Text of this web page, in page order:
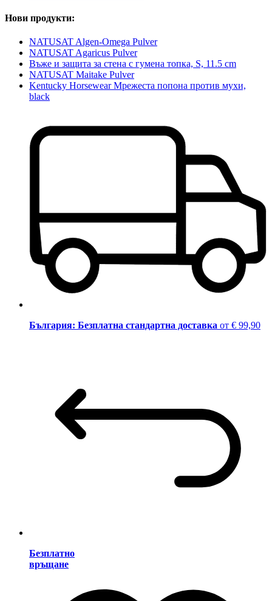
Нови продукти:
NATUSAT Algen-Omega Pulver
NATUSAT Agaricus Pulver
Въже и защита за стена с гумена топка, S, 11.5 cm
NATUSAT Maitake Pulver
Kentucky Horsewear Мрежеста попона против мухи,
black
България: Безплатна стандартна доставка от € 99,90
Безплатно
връщане